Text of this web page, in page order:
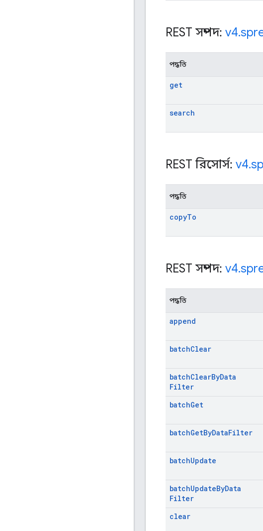
REST সম্পদ: v4.
পদ্ধতি
get
search
REST রিসোর্স: v4.
পদ্ধতি
copyTo
REST সম্পদ: v4.
পদ্ধতি
append
batchClear
batchClearByData
Filter
batchGet
batchGetByDataFilter
batchUpdate
batchUpdateByData
Filter
clear